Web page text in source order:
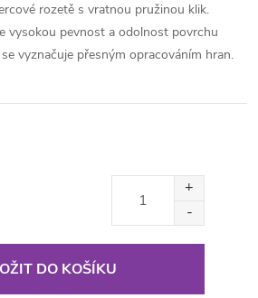
rozetě s vratnou pružinou klik.
vysokou pevnost a odolnost povrchu
vyznačuje přesným opracováním hran.
DO KOŠÍKU